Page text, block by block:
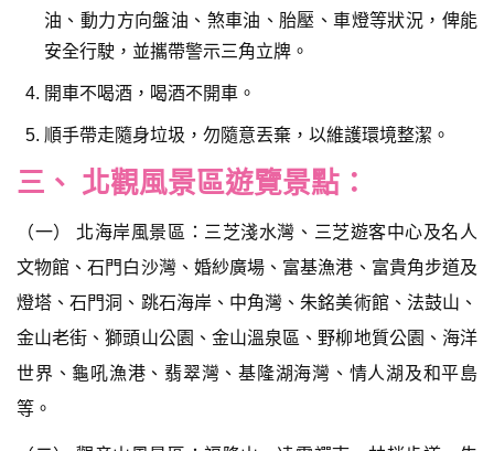
油、動力方向盤油、煞車油、胎壓、車燈等狀況，俾能
安全行駛，並攜帶警示三角立牌。
開車不喝酒，喝酒不開車。
順手帶走隨身垃圾，勿隨意丟棄，以維護環境整潔。
三、 北觀風景區遊覽景點：
（一） 北海岸風景區：三芝淺水灣、三芝遊客中心及名人
文物館、石門白沙灣、婚紗廣場、富基漁港、富貴角步道及
燈塔、石門洞、跳石海岸、中角灣、朱銘美術館、法鼓山、
金山老街、獅頭山公園、金山溫泉區、野柳地質公園、海洋
世界、龜吼漁港、翡翠灣、基隆湖海灣、情人湖及和平島
等。